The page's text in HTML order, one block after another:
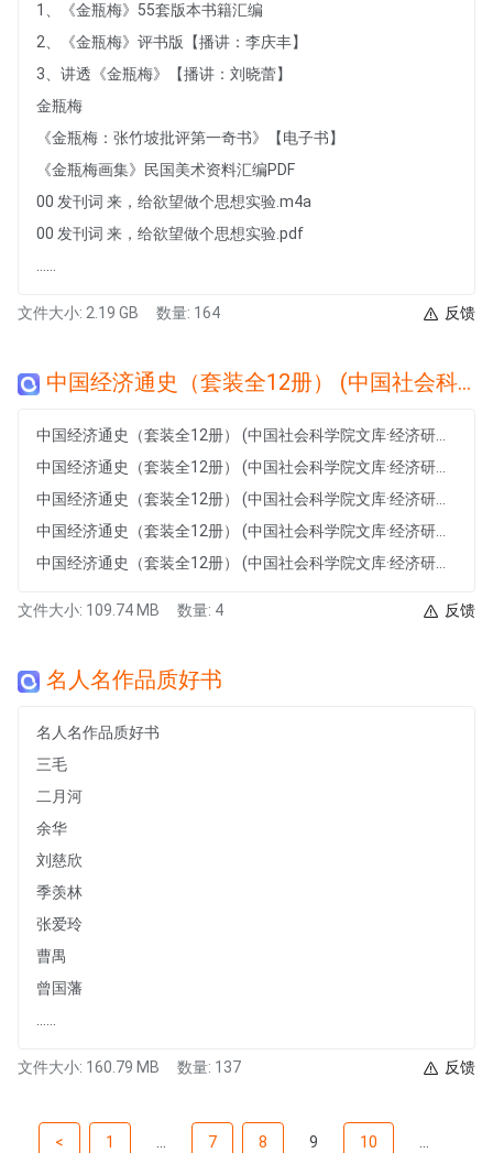
1、《金瓶梅》55套版本书籍汇编
2、《金瓶梅》评书版【播讲：李庆丰】
3、讲透《金瓶梅》【播讲：刘晓蕾】
金瓶梅
《金瓶梅：张竹坡批评第一奇书》【电子书】
《金瓶梅画集》民国美术资料汇编PDF
00 发刊词 来，给欲望做个思想实验.m4a
00 发刊词 来，给欲望做个思想实验.pdf
文件大小: 2.19 GB 数量: 164 反馈
中国经济通史（套装全12册） (中国社会科学院文库·经济研究系列)
文件大小: 109.74 MB 数量: 4 反馈
名人名作品质好书
名人名作品质好书
三毛
二月河
余华
刘慈欣
季羡林
张爱玲
曹禺
曾国藩
文件大小: 160.79 MB 数量: 137 反馈
< 1 7 8 9 10